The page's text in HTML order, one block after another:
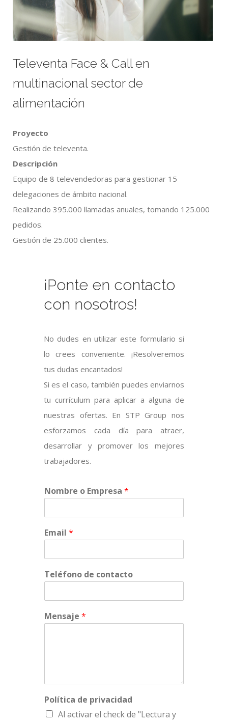
Televenta Face & Call en
multinacional sector de
alimentación
Proyecto
Gestión de televenta.
Descripción
Equipo de 8 televendedoras para gestionar 15
delegaciones de ámbito nacional.
Realizando 395.000 llamadas anuales, tomando 125.000
pedidos.
Gestión de 25.000 clientes.
¡Ponte en contacto
con nosotros!
No dudes en utilizar este formulario si
lo crees conveniente. ¡Resolveremos
tus dudas encantados!
Si es el caso, también puedes enviarnos
tu currículum para aplicar a alguna de
nuestras ofertas. En STP Group nos
esforzamos cada día para atraer,
desarrollar y promover los mejores
trabajadores.
Nombre o Empresa*
Email*
Teléfono de contacto
Mensaje*
Política de privacidad
Al activar el check de "Lectura y